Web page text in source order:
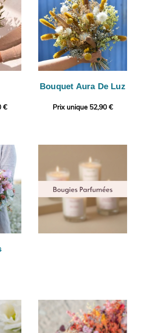
€
Bouquet Aura De Luz
Prix unique 52,90 €